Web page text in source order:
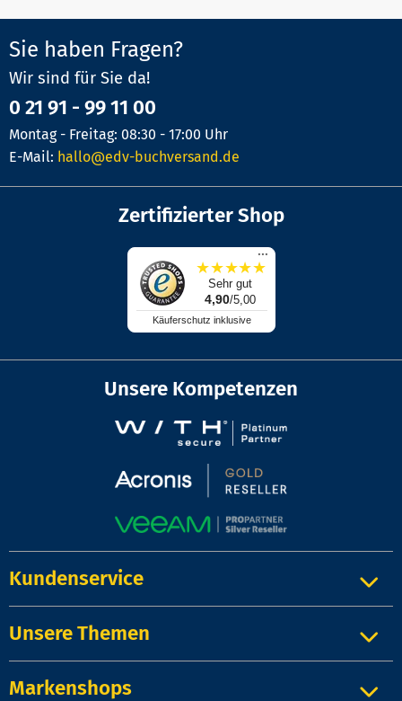
Sie haben Fragen?
Wir sind für Sie da!
0 21 91 - 99 11 00
Montag - Freitag: 08:30 - 17:00 Uhr
E-Mail: hallo@edv-buchversand.de
Zertifizierter Shop
...
★★★★★
Sehr gut
4,90/5,00
Käuferschutz inklusive
Unsere Kompetenzen
Kundenservice
Unsere Themen
Markenshops